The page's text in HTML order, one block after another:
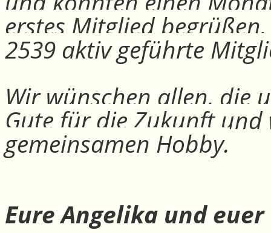
erstes Mitglied
2539 aktiv geführte
Wir wünschen allen, die
Gute für die Zukunft
gemeinsamen Hobby.
Eure Angelika und